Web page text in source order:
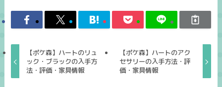
【ポケ森】ハートのリュ
ック・ブラックの入手方
法・評価・家具情報
【ポケ森】ハートのアク
セサリーの入手方法・評
価・家具情報